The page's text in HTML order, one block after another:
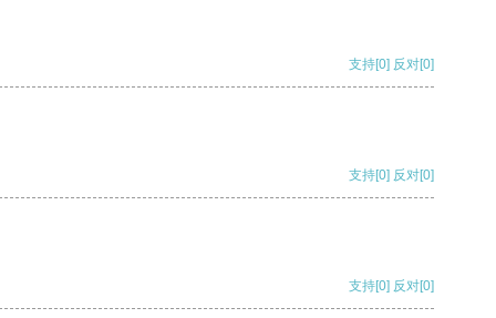
支持[0] 反对[0]
支持[0] 反对[0]
支持[0] 反对[0]